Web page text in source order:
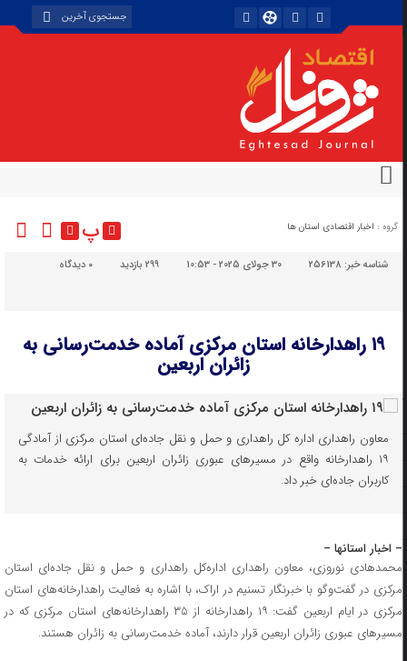
گروه : اخبار اقتصادی استان ها پ
شناسه خبر:256138 30 جولای 2025 - 10:53 299 بازدید دیدگاه
۱۹ راهدارخانه استان مرکزی آماده خدمت‌رسانی به
زائران اربعین
معاون راهداری اداره کل راهداری و حمل و نقل جاده‌ای استان مرکزی از آمادگی
۱۹ راهدارخانه واقع در مسیرهای عبوری زائران اربعین برای ارائه خدمات به
کاربران جاده‌ای خبر داد.
– اخبار استانها –
محمدهادی نوروزی، معاون راهداری اداره‌کل راهداری و حمل و نقل جاده‌ای استان
مرکزی در گفت‌وگو با خبرنگار تسنیم در اراک، با اشاره به فعالیت راهدارخانه‌های استان
مرکزی در ایام اربعین گفت: ۱۹ راهدارخانه از ۳۵ راهدارخانه‌های استان مرکزی که در
مسیرهای عبوری زائران اربعین قرار دارند، آماده خدمت‌رسانی به زائران هستند.